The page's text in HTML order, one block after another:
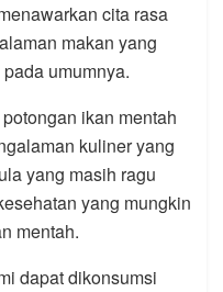
cita rasa
makan yang
umumnya.
ikan mentah
kuliner yang
yang masih ragu
yang mungkin
mentah.
dapat dikonsumsi